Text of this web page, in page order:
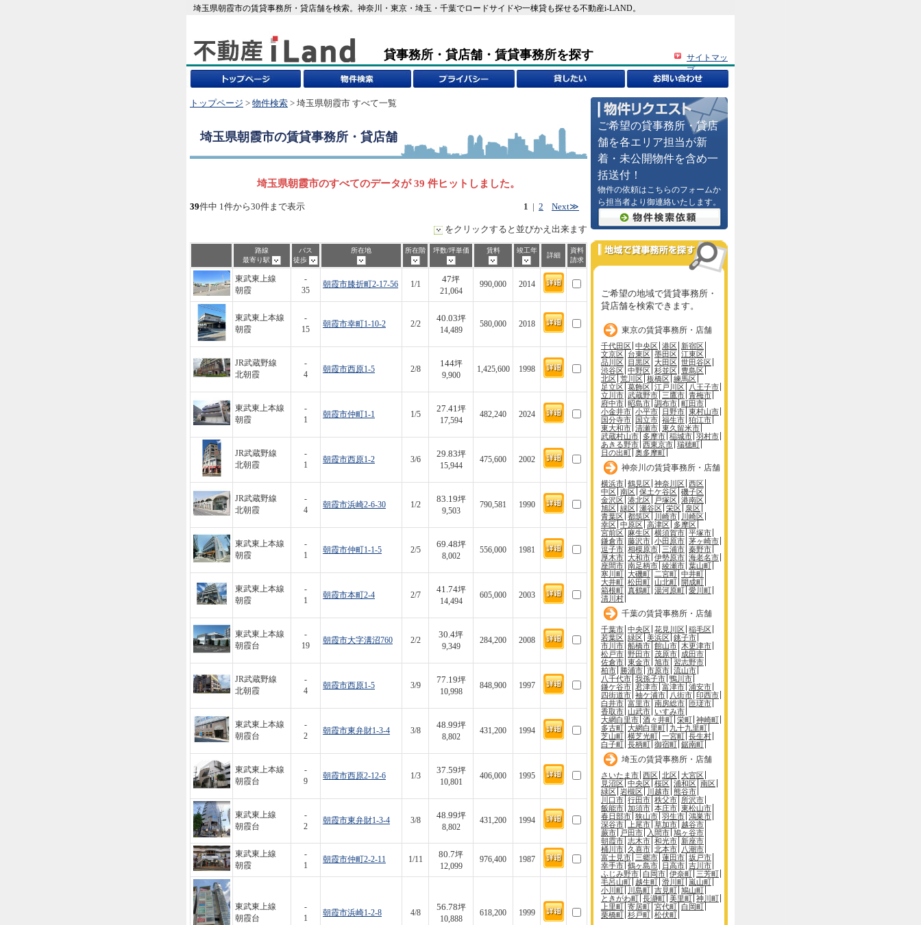
埼玉県朝霞市の賃貸事務所・貸店舗を検索。神奈川・東京・埼玉・千葉でロードサイドや一棟貸も探せる不動産i-LAND。
貸事務所・貸店舗・賃貸事務所を探す
サイトマッ
プ
トップページ > 物件検索 > 埼玉県朝霞市 すべて一覧
埼玉県朝霞市の賃貸事務所・貸店舗
埼玉県朝霞市のすべてのデータが 39 件ヒットしました。
1 2 Next≫
39件中 1件から30件まで表示
をクリックすると並びかえ出来ます
路線
最寄り駅
バス
徒歩
所在地 所在階 坪数/坪単価 賃料 竣工年
詳細
資料
請求
東武東上線
朝霞
-
35
朝霞市膝折町2-17-56 1/1
47坪
21,064
990,000 2014
東武東上本線
朝霞
-
15
朝霞市幸町1-10-2 2/2
40.03坪
14,489
580,000 2018
JR武蔵野線
北朝霞
-
4
朝霞市西原1-5 2/8
144坪
9,900
1,425,600 1998
東武東上本線
朝霞
-
1
朝霞市仲町1-1 1/5
27.41坪
17,594
482,240 2024
JR武蔵野線
北朝霞
-
1
朝霞市西原1-2 3/6
29.83坪
15,944
475,600 2002
JR武蔵野線
北朝霞
-
4
朝霞市浜崎2-6-30 1/2
83.19坪
9,503
790,581 1990
東武東上本線
朝霞
-
1
朝霞市仲町1-1-5 2/5
69.48坪
8,002
556,000 1981
東武東上本線
朝霞
-
1
朝霞市本町2-4 2/7
41.74坪
14,494
605,000 2003
東武東上本線
朝霞台
-
19
朝霞市大字溝沼760 2/2
30.4坪
9,349
284,200 2008
JR武蔵野線
北朝霞
-
4
朝霞市西原1-5 3/9
77.19坪
10,998
848,900 1997
東武東上本線
朝霞台
-
2
朝霞市東弁財1-3-4 3/8
48.99坪
8,802
431,200 1994
東武東上本線
朝霞台
-
9
朝霞市西原2-12-6 1/3
37.59坪
10,801
406,000 1995
東武東上線
朝霞台
-
2
朝霞市東弁財1-3-4 3/8
48.99坪
8,802
431,200 1994
東武東上線
朝霞
-
1
朝霞市仲町2-2-11 1/11
80.7坪
12,099
976,400 1987
東武東上線
朝霞台
-
1
朝霞市浜崎1-2-8 4/8
56.78坪
10,888
618,200 1999
ご希望の貸事務所・貸店
舗を各エリア担当が新
着・未公開物件を含め一
括送付！
物件の依頼はこちらのフォームか
ら担当者より御連絡いたします。
ご希望の地域で賃貸事務所・
貸店舗を検索できます。
東京の賃貸事務所・店舗
千代田区 中央区 港区 新宿区
文京区 台東区 墨田区 江東区
品川区 目黒区 大田区 世田谷区
渋谷区 中野区 杉並区 豊島区
北区 荒川区 板橋区 練馬区
足立区 葛飾区 江戸川区
八王子市
立川市 武蔵野市 三鷹市 青梅市
府中市 昭島市 調布市 町田市
小金井市 小平市 日野市 東村山市
国分寺市
国立市 福生市 狛江市
東大和市 清瀬市 東久留米市
武蔵村山市 多摩市 稲城市 羽村市
あきる野市 西東京市 瑞穂町
日の出町 奥多摩町
神奈川の賃貸事務所・店舗
横浜市 鶴見区 神奈川区 西区
中区 南区 保土ケ谷区 磯子区
金沢区 港北区 戸塚区 港南区
旭区 緑区 瀬谷区 栄区 泉区
青葉区 都筑区 川崎市
川崎区
幸区 中原区 高津区 多摩区
宮前区 麻生区 横須賀市 平塚市
鎌倉市 藤沢市 小田原市 茅ヶ崎市
逗子市 相模原市 三浦市 秦野市
厚木市 大和市 伊勢原市 海老名市
座間市 南足柄市 綾瀬市 葉山町
寒川町 大磯町 二宮町 中井町
大井町 松田町 山北町 開成町
箱根町 真鶴町 湯河原町 愛川町
清川村
千葉の賃貸事務所・店舗
千葉市 中央区 花見川区 稲毛区
若葉区 緑区 美浜区 銚子市
市川市 船橋市 館山市 木更津市
松戸市 野田市 茂原市 成田市
佐倉市 東金市 旭市 習志野市
柏市 勝浦市 市原市 流山市
八千代市 我孫子市 鴨川市
鎌ケ谷市 君津市 富津市 浦安市
四街道市 袖ケ浦市 八街市 印西市
白井市 富里市 南房総市 匝瑳市
香取市 山武市 いすみ市
大網白里市 酒々井町 栄町 神崎町
多古町 大網白里町 九十九里町
芝山町 横芝光町 一宮町 長生村
白子町 長柄町 御宿町 鋸南町
埼玉の賃貸事務所・店舗
さいたま市 西区 北区 大宮区
見沼区 中央区 桜区 浦和区 南区
緑区 岩槻区 川越市 熊谷市
川口市 行田市 秩父市 所沢市
飯能市 加須市 本庄市 東松山市
春日部市 狭山市 羽生市 鴻巣市
深谷市
上尾市 草加市 越谷市
蕨市
戸田市 入間市 鳩ヶ谷市
朝霞市 志木市 和光市 新座市
桶川市 久喜市 北本市
八潮市
富士見市 三郷市 蓮田市 坂戸市
幸手市 鶴ヶ島市 日高市 吉川市
ふじみ野市 白岡市 伊奈町 三芳町
毛呂山町 越生町 滑川町 嵐山町
小川町
川島町 吉見町 鳩山町
ときがわ町 長瀞町 美里町 神川町
上里町 寄居町 宮代町 白岡町
栗橋町 杉戸町 松伏町